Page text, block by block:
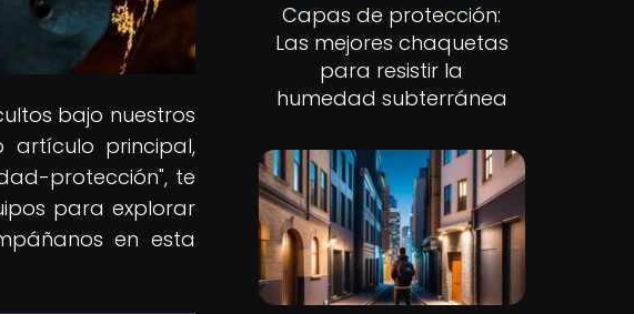
bajo nuestros
artículo principal,
protección", te
para explorar
en esta
Capas de protección:
Las mejores chaquetas
para resistir la
humedad subterránea